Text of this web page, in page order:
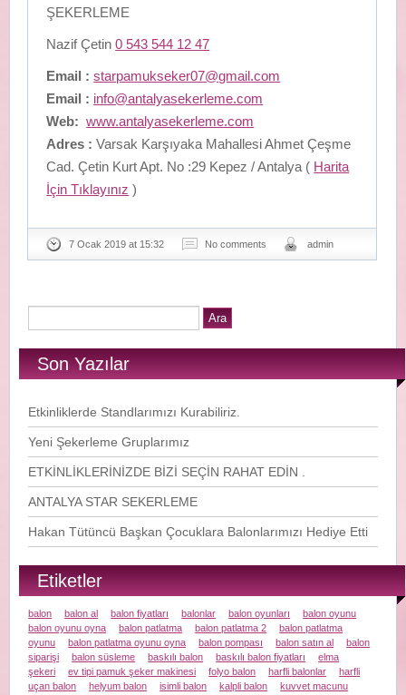
ŞEKERLEME
Nazif Çetin0 543 544 12 47
Email : starpamukseker07@gmail.com
Email : info@antalyasekerleme.com
Web: www.antalyasekerleme.com
Adres : Varsak Karşıyaka Mahallesi Ahmet Çeşme
Cad. Çetin Kurt Apt. No :29 Kepez / Antalya ( Harita
İçin Tıklayınız )
7 Ocak 2019 at 15:32 No comments admin
Son Yazılar
Etkinliklerde Standlarımızı Kurabiliriz.
Yeni Şekerleme Gruplarımız
ETKİNLİKLERİNİZDE BİZİ SEÇİN RAHAT EDİN .
ANTALYA STAR SEKERLEME
Hakan Tütüncü Başkan Çocuklara Balonlarımızı Hediye Etti
Etiketler
balon balon al balon fiyatları balonlar balon oyunları
balon oyunu
balon oyunu oyna
balon patlatma balon patlatma 2
balon patlatma
oyunu
balon patlatma oyunu oyna balon pompası balon satın al
balon
siparişi
balon süsleme baskılı balon baskılı balon fiyatları
elma
şekeri
ev tipi pamuk şeker makinesi folyo balon harfli balonlar
harfli
uçan balon
helyum balon isimli balon kalpli balon
kuvvet macunu